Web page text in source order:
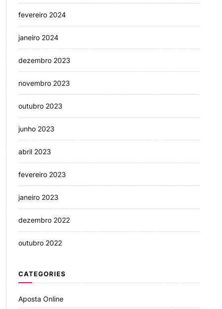
fevereiro 2024
janeiro 2024
dezembro 2023
novembro 2023
outubro 2023
junho 2023
abril 2023
fevereiro 2023
janeiro 2023
dezembro 2022
outubro 2022
CATEGORIES
Aposta Online